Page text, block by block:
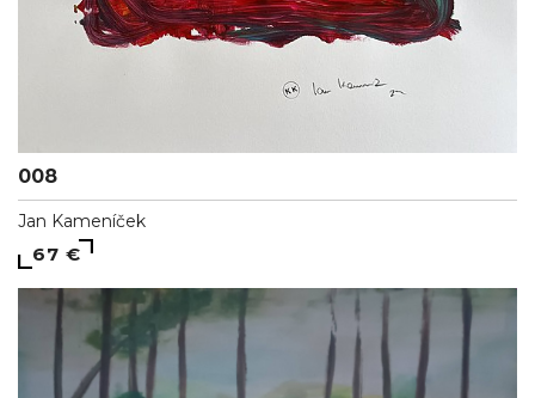
008
Jan Kameníček
67 €